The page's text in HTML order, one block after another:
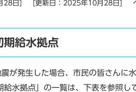
28日] [更新日：2025年10月28日]
期給水拠点
が発生した場合、市民の皆さんに
給水拠点」の一覧は、下表を参照し